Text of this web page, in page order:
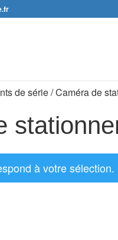
de série / Caméra de
à votre sélection.